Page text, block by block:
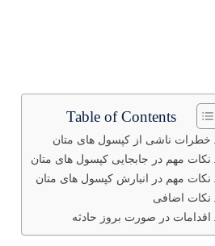
Table of Contents
خطرات ناشی از کپسول های متان
نکات مهم در جابجایی کپسول های متان
نکات مهم در انبارش کپسول های متان
نکات اضافی
اقدامات در صورت بروز حادثه